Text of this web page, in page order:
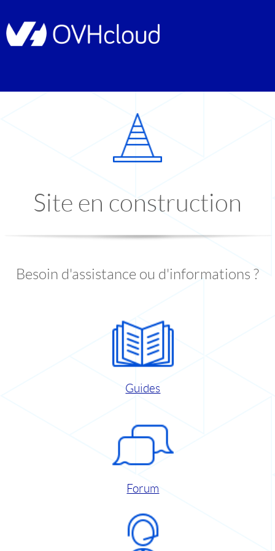
Site en construction
Besoin d'assistance ou d'informations ?
Guides
Forum